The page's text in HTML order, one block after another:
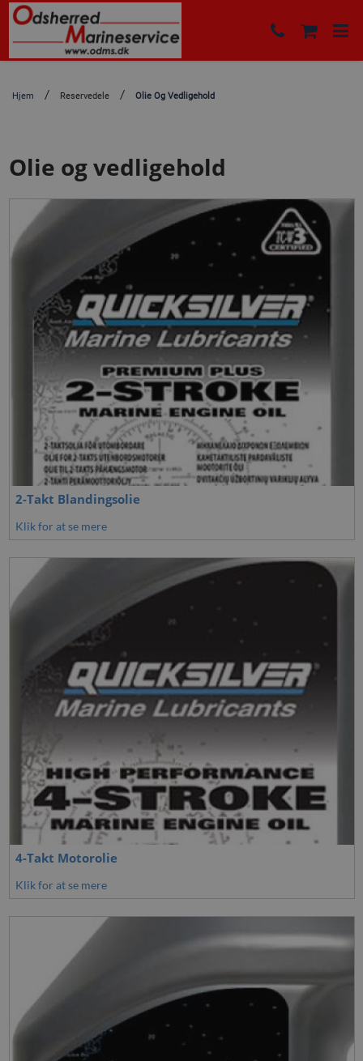
Hjem Reservedele Olie Og Vedligehold
Olie og vedligehold
2-Takt Blandingsolie
Klik for at se mere
4-Takt Motorolie
Klik for at se mere